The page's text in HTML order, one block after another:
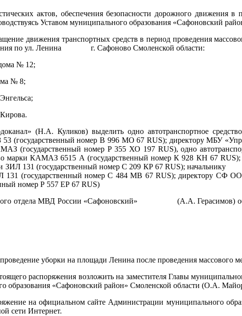
актов, обеспечения безопасности дорожного движения в
Уставом муниципального образования «Сафоновский
движения транспортных средств в период проведения
по ул. Ленина г. Сафоново Смоленской области:
№ 12;
№ 8;
Кирова.
(Н.А. Куликов) выделить одно автотранспортное
ГАЗ 53 (государственный номер В 996 МО 67 RUS);
(государственный номер Р 355 ХО 197 RUS), одно
марки КАМАЗ 6515 А (государственный номер К 928 КН 67
ЗИЛ 131 (государственный номер С 209 КР 67 RUS);
131 (государственный номер С 484 МВ 67 RUS); директору СФ
номер Р 557 ЕР 67 RUS)
отдела МВД России «Сафоновский» (А.А. Герасимов)
уборки на площади Ленина после проведения массового
распоряжения возложить на заместителя Главы
образования «Сафоновский район» Смоленской области (О.А.
на официальном сайте Администрации
сети Интернет.